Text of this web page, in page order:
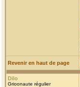
Revenir en haut de page
Dilo
Grioonaute régulier